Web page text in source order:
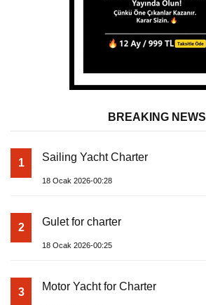
BREAKING NEWS
1 Sailing Yacht Charter
18 Ocak 2026-00:28
2 Gulet for charter
18 Ocak 2026-00:25
3 Motor Yacht for Charter